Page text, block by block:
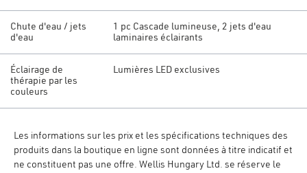
Chute d'eau / jets
d'eau
1 pc Cascade lumineuse, 2 jets d'eau
laminaires éclairants
Éclairage de
thérapie par les
couleurs
Lumières LED exclusives
Les informations sur les prix et les spécifications techniques des
produits dans la boutique en ligne sont données à titre indicatif et
ne constituent pas une offre. Wellis Hungary Ltd. se réserve le